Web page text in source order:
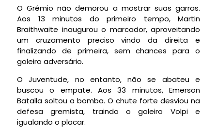
O Grêmio não demorou a mostrar suas garras.
Aos 13 minutos do primeiro tempo, Martin
Braithwaite inaugurou o marcador, aproveitando
um cruzamento preciso vindo da direita e
finalizando de primeira, sem chances para o
goleiro adversário.
O Juventude, no entanto, não se abateu e
buscou o empate. Aos 33 minutos, Emerson
Batalla soltou a bomba. O chute forte desviou na
defesa gremista, traindo o goleiro Volpi e
igualando o placar.